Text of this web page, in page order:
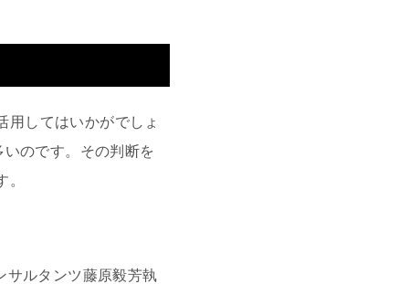
用してはいかがでしょ
のです。その判断を
ルタンツ藤原毅芳執